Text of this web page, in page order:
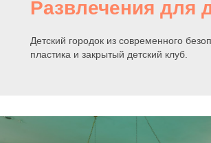
Развлечения для
Детский городок из современного
пластика и закрытый детский клуб.